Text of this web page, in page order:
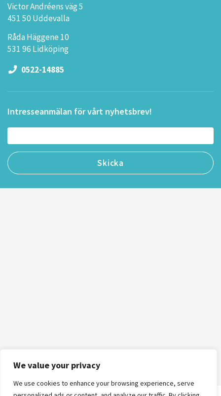
We value your privacy
We use cookies to enhance your browsing experience, serve
Victor Andréens väg 5
451 50 Uddevalla
Råda Häggene 10
531 96 Lidköping
0522-14885
Intresseanmälan för vårt nyhetsbrev!